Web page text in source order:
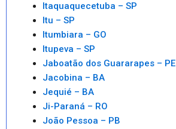
Itaquaquecetuba – SP
Itu – SP
Itumbiara – GO
Itupeva – SP
Jaboatão dos Guararapes – PE
Jacobina – BA
Jequié – BA
Ji-Paraná – RO
João Pessoa – PB